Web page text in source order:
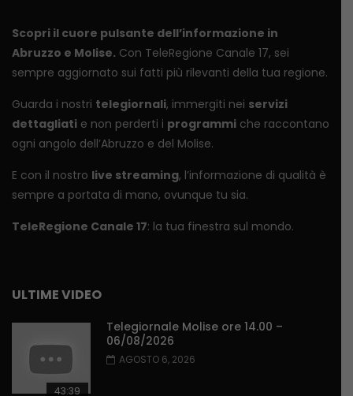
Scopri il cuore pulsante dell’informazione in
Abruzzo e Molise. Con TeleRegione Canale 17, sei
sempre aggiornato sui fatti più rilevanti della tua regione.
Guarda i nostri telegiornali, immergiti nei servizi
dettagliati e non perderti i programmi che raccontano
ogni angolo dell’Abruzzo e del Molise.
E con il nostro live streaming, l’informazione di qualità è
sempre a portata di mano, ovunque tu sia.
TeleRegione Canale 17: la tua finestra sul mondo.
ULTIME VIDEO
43:39
Telegiornale Molise ore 14.00 –
06/08/2026
AGOSTO 6, 2026